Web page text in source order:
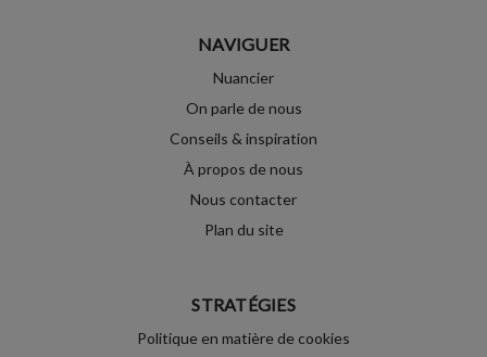
NAVIGUER
Nuancier
On parle de nous
Conseils & inspiration
À propos de nous
Nous contacter
Plan du site
STRATÉGIES
Politique en matière de cookies